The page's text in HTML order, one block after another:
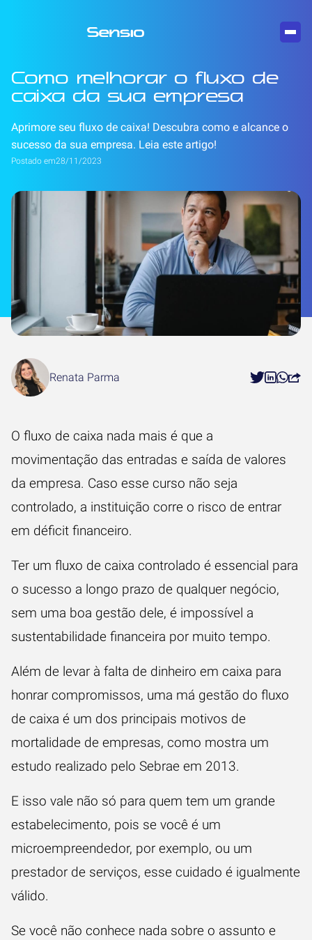
Como melhorar o fluxo de
caixa da sua empresa
Aprimore seu fluxo de caixa! Descubra como e alcance o
sucesso da sua empresa. Leia este artigo!
Postado em28/11/2023
Renata Parma
O fluxo de caixa nada mais é que a
movimentação das entradas e saída de valores
da empresa. Caso esse curso não seja
controlado, a instituição corre o risco de entrar
em déficit financeiro.
Ter um fluxo de caixa controlado é essencial para
o sucesso a longo prazo de qualquer negócio,
sem uma boa gestão dele, é impossível a
sustentabilidade financeira por muito tempo.
Além de levar à falta de dinheiro em caixa para
honrar compromissos, uma má gestão do fluxo
de caixa é um dos principais motivos de
mortalidade de empresas, como mostra um
estudo realizado pelo Sebrae em 2013.
E isso vale não só para quem tem um grande
estabelecimento, pois se você é um
microempreendedor, por exemplo, ou um
prestador de serviços, esse cuidado é igualmente
válido.
Se você não conhece nada sobre o assunto e